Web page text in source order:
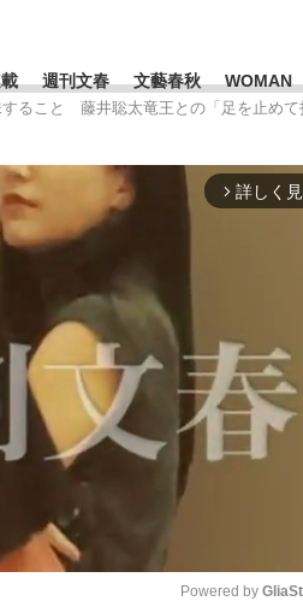
監督に... 「最悪の空
週刊文春 文藝春秋 WOMAN
覧
#後藤真希 #森岡毅
すること 藤井聡太竜王との「足を止め
arrow_forward_ios 詳しく
Powered by